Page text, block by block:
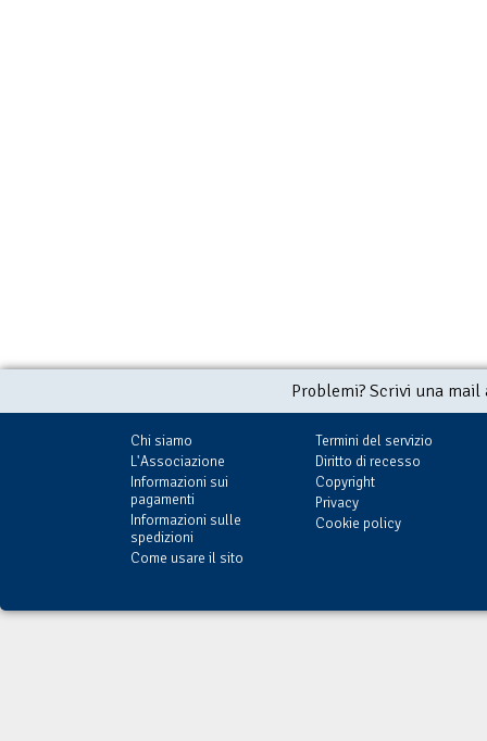
Problemi? Scrivi una
Chi siamo
L'Associazione
Informazioni sui
pagamenti
Informazioni sulle
spedizioni
Come usare il sito
Termini del servizio
Diritto di recesso
Copyright
Privacy
Cookie policy